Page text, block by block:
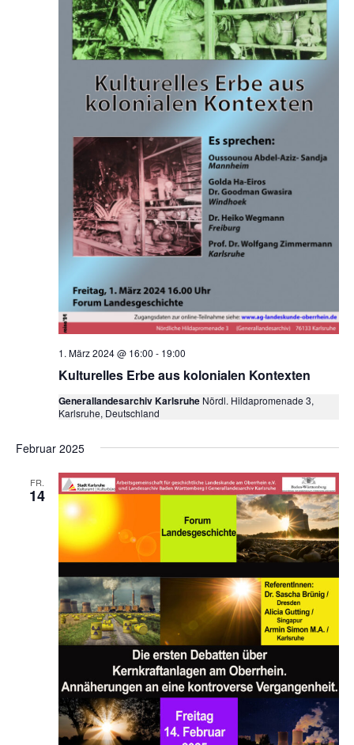
Kulturelles Erbe aus kolonialen Kontexten
1. März 2024 @ 16:00 - 19:00
Generallandesarchiv Karlsruhe Nördl. Hildapromenade 3,
Karlsruhe, Deutschland
Februar 2025
FR.
14